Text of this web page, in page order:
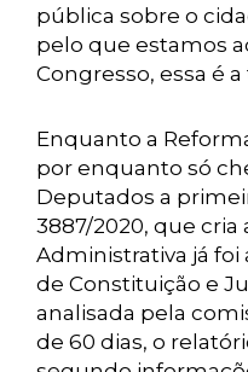
pública sobre o
pelo que estamos
Congresso, essa é
Enquanto a
por enquanto só
Deputados a
3887/2020, que cria
Administrativa já foi
de Constituição e
analisada pela
de 60 dias, o